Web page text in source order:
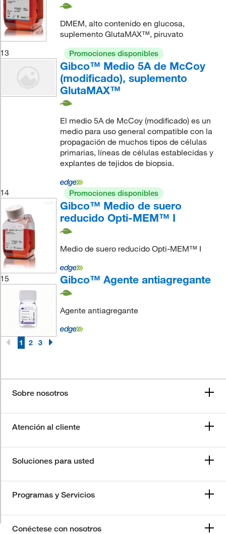
DMEM, alto contenido en glucosa,
suplemento GlutaMAX™, piruvato
13
Promociones disponibles
Gibco™ Medio 5A de McCoy
(modificado), suplemento
GlutaMAX™
El medio 5A de McCoy (modificado) es un
medio para uso general compatible con la
propagación de muchos tipos de células
primarias, líneas de células establecidas y
explantes de tejidos de biopsia.
14 Promociones disponibles
Gibco™ Medio de suero
reducido Opti-MEM™ I
Medio de suero reducido Opti-MEM™ I
15 Gibco™ Agente antiagregante
Agente antiagregante
1 2 3
Sobre nosotros
Atención al cliente
Soluciones para usted
Programas y Servicios
Conéctese con nosotros